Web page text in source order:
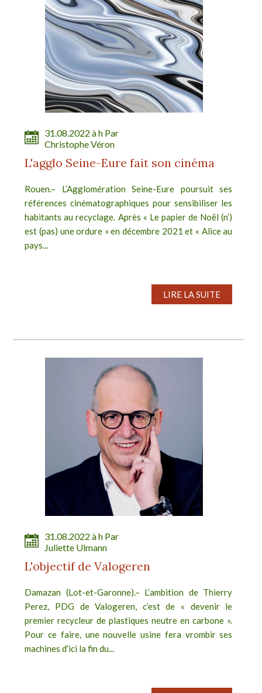
31.08.2022 à h Par
Christophe Véron
L'agglo Seine-Eure fait son cinéma
Rouen.– L’Agglomération Seine-Eure poursuit ses
références cinématographiques pour sensibiliser les
habitants au recyclage. Après « Le papier de Noël (n’)
est (pas) une ordure » en décembre 2021 et « Alice au
pays...
LIRE LA SUITE
31.08.2022 à h Par
Juliette Ulmann
L'objectif de Valogeren
Damazan (Lot-et-Garonne).– L’ambition de Thierry
Perez, PDG de Valogeren, c’est de « devenir le
premier recycleur de plastiques neutre en carbone ».
Pour ce faire, une nouvelle usine fera vrombir ses
machines d’ici la fin du...